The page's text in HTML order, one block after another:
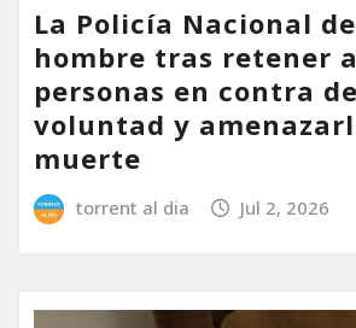
La Policía Nacional
hombre tras retener
personas en contra
voluntad y
muerte
torrent al dia Jul 2, 2026